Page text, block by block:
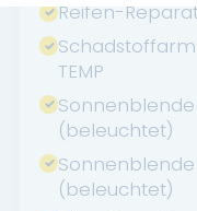
Reifen-
TEMP
(beleuchtet)
(beleuchtet)